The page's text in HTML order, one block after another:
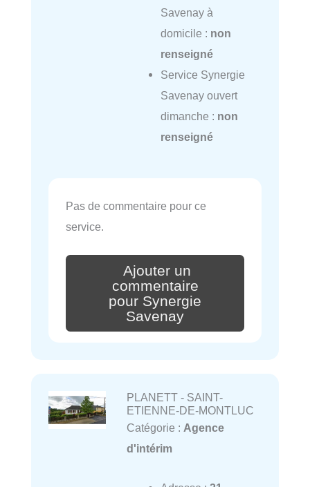
Savenay à
domicile : non
renseigné
Service Synergie
Savenay ouvert
dimanche : non
renseigné
Pas de commentaire pour ce
service.
Ajouter un
commentaire
pour Synergie
Savenay
PLANETT - SAINT-
ETIENNE-DE-MONTLUC
Catégorie : Agence
d'intérim